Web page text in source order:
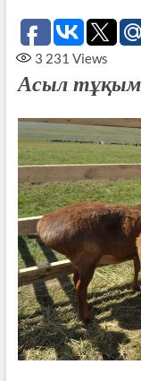
3 231 Views
Асыл